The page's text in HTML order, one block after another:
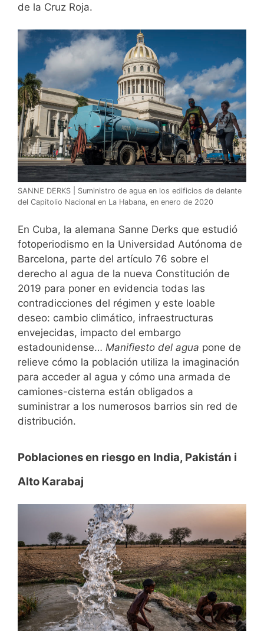
de la Cruz Roja.
SANNE DERKS | Suministro de agua en los edificios de delante
del Capitolio Nacional en La Habana, en enero de 2020
En Cuba, la alemana Sanne Derks que estudió
fotoperiodismo en la Universidad Autónoma de
Barcelona, parte del artículo 76 sobre el
derecho al agua de la nueva Constitución de
2019 para poner en evidencia todas las
contradicciones del régimen y este loable
deseo: cambio climático, infraestructuras
envejecidas, impacto del embargo
estadounidense… Manifiesto del agua pone de
relieve cómo la población utiliza la imaginación
para acceder al agua y cómo una armada de
camiones-cisterna están obligados a
suministrar a los numerosos barrios sin red de
distribución.
Poblaciones en riesgo en India, Pakistán i
Alto Karabaj